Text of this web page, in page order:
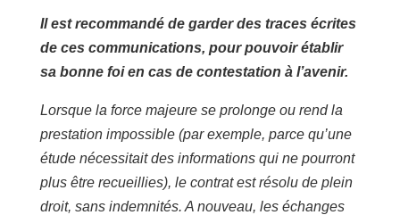
Il est recommandé de garder des traces écrites
de ces communications, pour pouvoir établir
sa bonne foi en cas de contestation à l’avenir.
Lorsque la force majeure se prolonge ou rend la
prestation impossible (par exemple, parce qu’une
étude nécessitait des informations qui ne pourront
plus être recueillies), le contrat est résolu de plein
droit, sans indemnités. A nouveau, les échanges